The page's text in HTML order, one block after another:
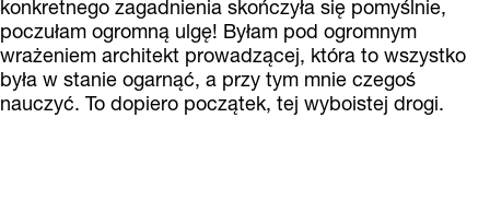
konkretnego zagadnienia skończyła się pomyślnie,
poczułam ogromną ulgę! Byłam pod ogromnym
wrażeniem architekt prowadzącej, która to wszystko
była w stanie ogarnąć, a przy tym mnie czegoś
nauczyć. To dopiero początek, tej wyboistej drogi.